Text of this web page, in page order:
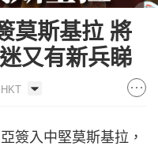
莫斯基拉 將
又有新兵睇
簽入中堅莫斯基拉，